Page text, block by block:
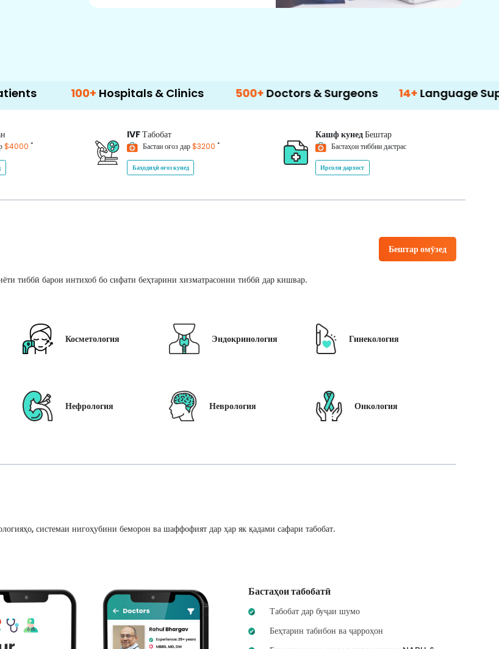
100+ Hospitals & Clinics 500+ Doctors & Surgeons 14+Language Support
$4000 *
IVFТабобат
Бастаи оғоз дар$3200 *
Баҳодиҳӣ оғоз кунед
Кашф кунедБештар
Бастаҳои тиббии дастрас
Ирсоли дархост
Бештар омӯзед
тиббӣ барои интихоб бо сифати беҳтарини хизматрасонии тиббӣ дар кишвар.
Косметология Эндокринология Гинекология
Нефрология Неврология Онкология
системаи нигоҳубини беморон ва шаффофият дар ҳар як қадами сафари табобат.
Бастаҳои табобатӣ
Табобат дар буҷаи шумо
Беҳтарин табибон ва ҷарроҳон